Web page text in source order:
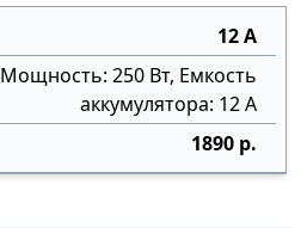
12 А
Мощность: 250 Вт, Емкость
аккумулятора: 12 А
1890 р.